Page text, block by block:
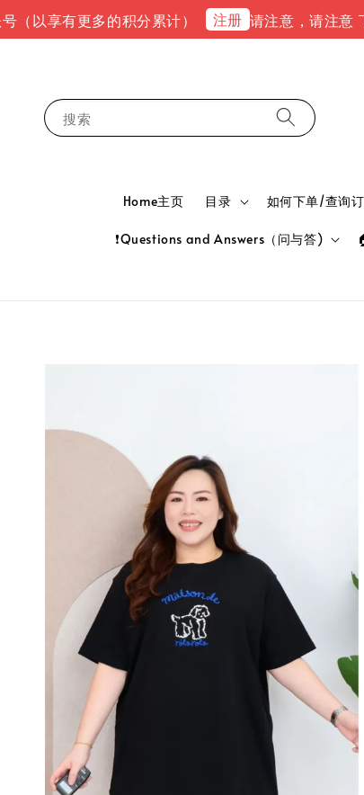
有更多的积分累计） 注册 请注意，请注意 下单
搜索
Home主页 目录 如何下单/查询
❗Questions and Answers（问与答)